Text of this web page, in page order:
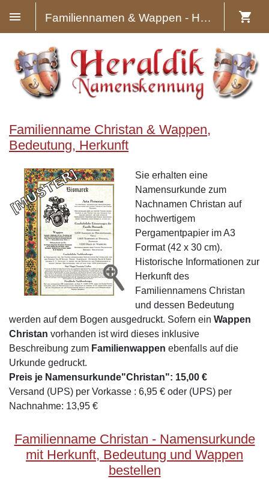
Familiennamen & Wappen - Heraldik
Familienname Christan & Wappen,
Bedeutung, Herkunft
Sie erhalten eine
Namensurkunde zum
Nachnamen Christan auf
hochwertigem
Pergamentpapier im A3
Format (42 x 30 cm).
Historische Informationen zur
Herkunft des
Familiennamens Christan
und dessen Bedeutung
werden auf dem Bogen ausgedruckt. Sofern ein Wappen
Christan vorhanden ist wird dieses inklusive
Beschreibung zum Familienwappen ebenfalls auf die
Urkunde gedruckt.
Preis je Namensurkunde"Christan": 15,00 €
Versand (UPS) per Vorkasse : 6,95 € oder (UPS) per
Nachnahme: 13,95 €
Familienname Christan - Namensurkunde
mit Herkunft, Bedeutung und Wappen
bestellen